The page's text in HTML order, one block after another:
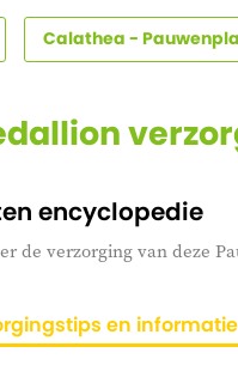
Calathea -
encyclopedie
de verzorging van deze
en informatie